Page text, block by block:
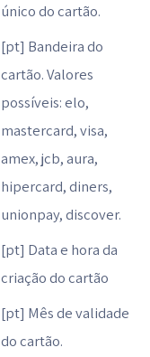
único do cartão.
[pt] Bandeira do
cartão. Valores
possíveis: elo,
mastercard, visa,
amex, jcb, aura,
hipercard, diners,
unionpay, discover.
[pt] Data e hora da
criação do cartão
[pt] Mês de validade
do cartão.